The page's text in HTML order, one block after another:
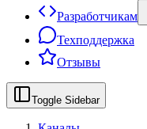
Разработчикам
Техподдержка
Отзывы
Toggle Sidebar